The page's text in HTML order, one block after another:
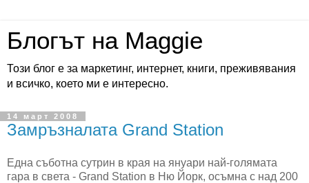
Блогът на Maggie
Този блог е за маркетинг, интернет, книги, преживявания
и всичко, което ми е интересно.
14 март 2008
Замръзналата Grand Station
Една съботна сутрин в края на януари най-голямата
гара в света - Grand Station в Ню Йорк, осъмна с над 200